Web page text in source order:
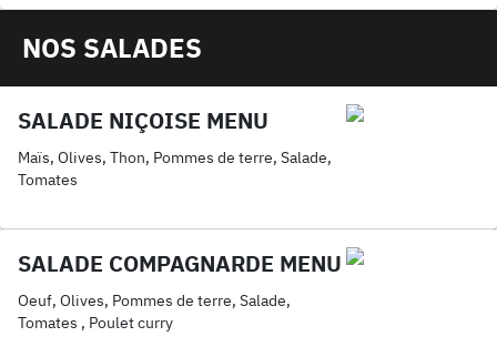
NOS SALADES
SALADE NIÇOISE MENU
Maïs, Olives, Thon, Pommes de terre, Salade,
Tomates
SALADE COMPAGNARDE MENU
Oeuf, Olives, Pommes de terre, Salade,
Tomates , Poulet curry